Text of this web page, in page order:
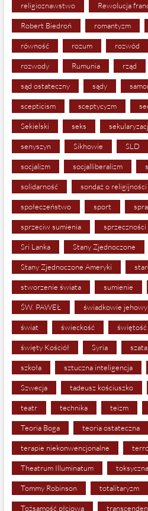
religioznawstwo Rewolucja
Robert Biedroń romantyzm
równość rozum rozwód
rozwody Rumunia rząd
sąd ostateczny sądy
scepticism sceptycyzm
Sekielski seks
senyszyn Sikhowie SLD
socjalizm socjalliberalizm
solidarność sondaż o religijności
społeczeństwo sport
sprzeciw sumienia sprzeczności
Sri Lanka Stany Zjednoczone
Stany Zjednoczone Ameryki
stworzenie świata sumienie
ŚW. PAWEŁ świadkowie jehowy
świat świeckość świętość
święty Kościół Syria
szkoła sztuczna inteligencja
Szwecja tadeusz kościuszko
teatr technika teizm
Teoria Boga teoria ostateczna
terapie niekonwencjonalne
Theatrum Illuminatum
Tommy Robinson totalitaryzm
Tożsamość płciowa